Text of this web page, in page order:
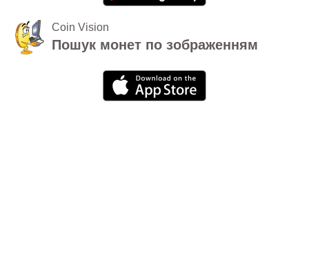
Coin Vision
Пошук монет по зображенням